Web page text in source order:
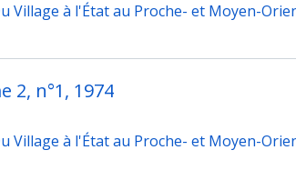
Village à l'État au Proche- et Moyen-
2, n°1, 1974
Village à l'État au Proche- et Moyen-